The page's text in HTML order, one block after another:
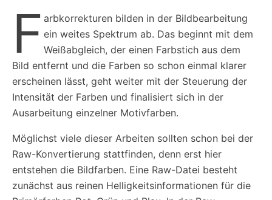
F arbkorrekturen bilden in der Bildbearbeitung
ein weites Spektrum ab. Das beginnt mit dem
Weißabgleich, der einen Farbstich aus dem
Bild entfernt und die Farben so schon einmal klarer
erscheinen lässt, geht weiter mit der Steuerung der
Intensität der Farben und finalisiert sich in der
Ausarbeitung einzelner Motivfarben.
Möglichst viele dieser Arbeiten sollten schon bei der
Raw-Konvertierung stattfinden, denn erst hier
entstehen die Bildfarben. Eine Raw-Datei besteht
zunächst aus reinen Helligkeitsinformationen für die